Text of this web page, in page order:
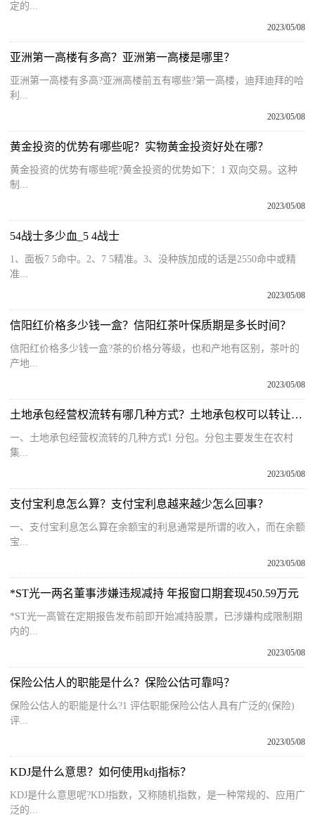
定的...
2023/05/08
亚洲第一高楼有多高？亚洲第一高楼是哪里？
亚洲第一高楼有多高?亚洲高楼前五有哪些?第一高楼，迪拜迪拜的哈
利...
2023/05/08
黄金投资的优势有哪些呢？实物黄金投资好处在哪？
黄金投资的优势有哪些呢?黄金投资的优势如下：1 双向交易。这种
制...
2023/05/08
54战士多少血_5 4战士
1、面板7 5命中。2、7 5精准。3、没种族加成的话是2550命中或精
准...
2023/05/08
信阳红价格多少钱一盒？信阳红茶叶保质期是多长时间？
信阳红价格多少钱一盒?茶的价格分等级，也和产地有区别，茶叶的
产地...
2023/05/08
土地承包经营权流转有哪几种方式？土地承包权可以转让吗？
一、土地承包经营权流转的几种方式1 分包。分包主要发生在农村
集...
2023/05/08
支付宝利息怎么算？支付宝利息越来越少怎么回事？
一、支付宝利息怎么算在余额宝的利息通常是所谓的收入，而在余额
宝...
2023/05/08
*ST光一两名董事涉嫌违规减持 年报窗口期套现450.59万元
*ST光一高管在定期报告发布前即开始减持股票，已涉嫌构成限制期
内的...
2023/05/08
保险公估人的职能是什么？保险公估可靠吗？
保险公估人的职能是什么?1 评估职能保险公估人具有广泛的(保险)
评...
2023/05/08
KDJ是什么意思？如何使用kdj指标？
KDJ是什么意思呢?KDJ指数，又称随机指数，是一种常规的、应用广
泛的...